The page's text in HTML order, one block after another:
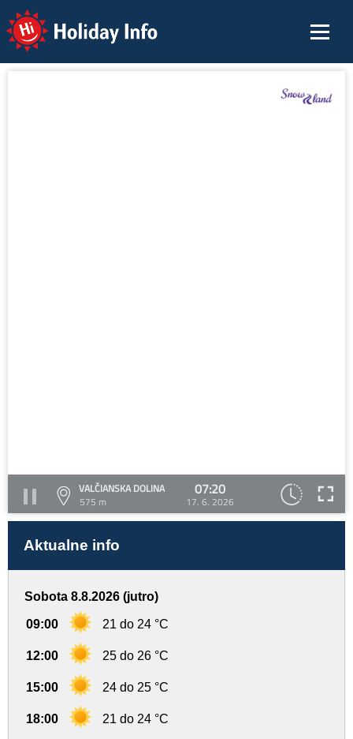
Holiday Info
VALČIANSKA DOLINA
575 m
07:20
17. 6. 2026
Aktualne info
Sobota 8.8.2026 (jutro)
09:00 21 do 24 °C
12:00 25 do 26 °C
15:00 24 do 25 °C
18:00 21 do 24 °C